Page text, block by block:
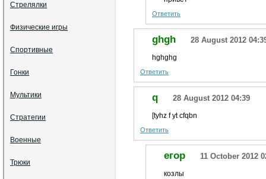
Ответить
ghgh 28 August 2012
hghghg
Ответить
q 28 August 2012 04:39
[tyhz f yt cfqbn
Ответить
егор 11 October 2012
козлы
Стрелялки
Физические игры
Спортивные
Гонки
Мультики
Стратегии
Военные
Трюки